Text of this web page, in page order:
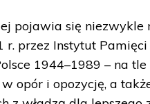
pojawia się niezwykle
przez Instytut
1944–1989 – na
opór i opozycję, a